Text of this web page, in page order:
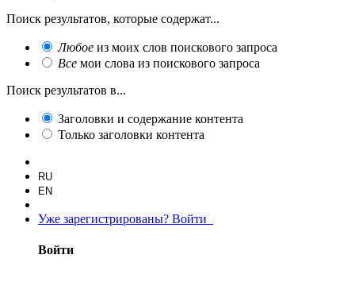
Поиск результатов, которые содержат...
Любое из моих слов поискового запроса
Все мои слова из поискового запроса
Поиск результатов в...
Заголовки и содержание контента
Только заголовки контента
RU
EN
Уже зарегистрированы? Войти
Войти